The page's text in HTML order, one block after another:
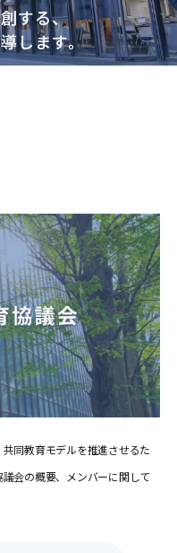
する、
します。
同教育モデルを推進させるた
会の概要、メンバーに関して